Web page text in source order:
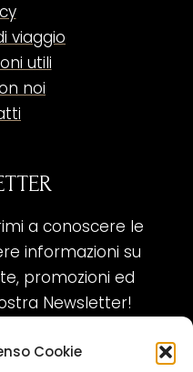
Cookie
viaggio
utili
noi
a conoscere le
informazioni su
promozioni ed
Newsletter!
ORA!